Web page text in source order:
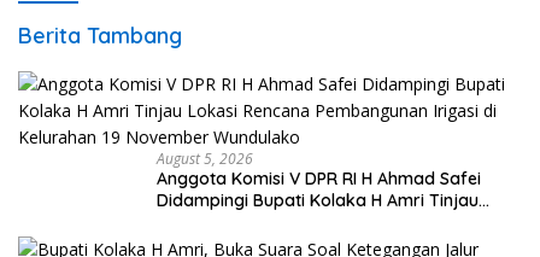
Berita Tambang
August 5, 2026
Anggota Komisi V DPR RI H Ahmad Safei
Didampingi Bupati Kolaka H Amri Tinjau
Kelurahan 19 November Wundulako